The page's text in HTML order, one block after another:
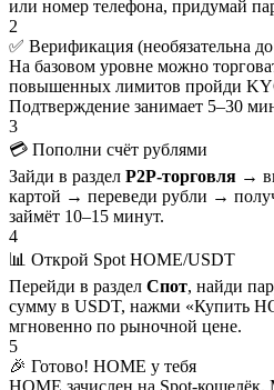
или номер телефона, придумай
2
✅ Верификация (необязательна
На базовом уровне можно
повышенных лимитов пройди
Подтверждение занимает 5–30
3
💳 Пополни счёт рублями
Зайди в раздел P2P-торговля →
картой → переведи рубли →
займёт 10–15 минут.
4
📊 Открой Spot HOME/USDT
Перейди в раздел Спот, найди
сумму в USDT, нажми «Купить
мгновенно по рыночной цене.
5
🎉 Готово! HOME у тебя